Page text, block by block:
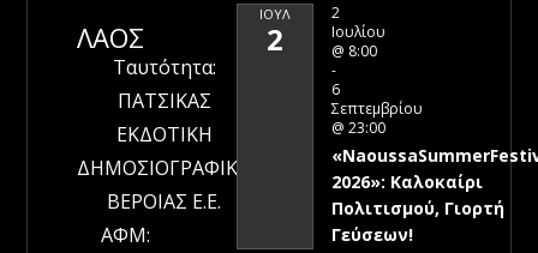
ΛΑΟΣ
Ταυτότητα:
ΠΑΤΣΙΚΑΣ
ΕΚΔΟΤΙΚΗ
ΔΗΜΟΣΙΟΓΡΑΦΙΚΗ
ΒΕΡΟΙΑΣ Ε.Ε.
ΑΦΜ:
ΙΟΎΛ
2
2
Ιουλίου
@ 8:00
-
6
Σεπτεμβρίου
@ 23:00
2026»: Καλοκαίρι
Πολιτισμού, Γιορτή
Γεύσεων!